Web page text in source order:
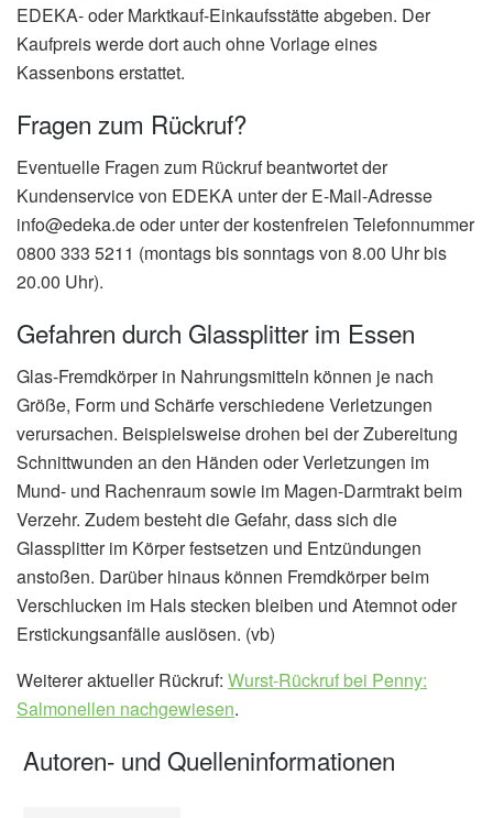
EDEKA- oder Marktkauf-Einkaufsstätte abgeben. Der
Kaufpreis werde dort auch ohne Vorlage eines
Kassenbons erstattet.
Fragen zum Rückruf?
Eventuelle Fragen zum Rückruf beantwortet der
Kundenservice von EDEKA unter der E-Mail-Adresse
info@edeka.de oder unter der kostenfreien Telefonnummer
0800 333 5211 (montags bis sonntags von 8.00 Uhr bis
20.00 Uhr).
Gefahren durch Glassplitter im Essen
Glas-Fremdkörper in Nahrungsmitteln können je nach
Größe, Form und Schärfe verschiedene Verletzungen
verursachen. Beispielsweise drohen bei der Zubereitung
Schnittwunden an den Händen oder Verletzungen im
Mund- und Rachenraum sowie im Magen-Darmtrakt beim
Verzehr. Zudem besteht die Gefahr, dass sich die
Glassplitter im Körper festsetzen und Entzündungen
anstoßen. Darüber hinaus können Fremdkörper beim
Verschlucken im Hals stecken bleiben und Atemnot oder
Erstickungsanfälle auslösen. (vb)
Weiterer aktueller Rückruf: Wurst-Rückruf bei Penny:
Salmonellen nachgewiesen.
Autoren- und Quelleninformationen